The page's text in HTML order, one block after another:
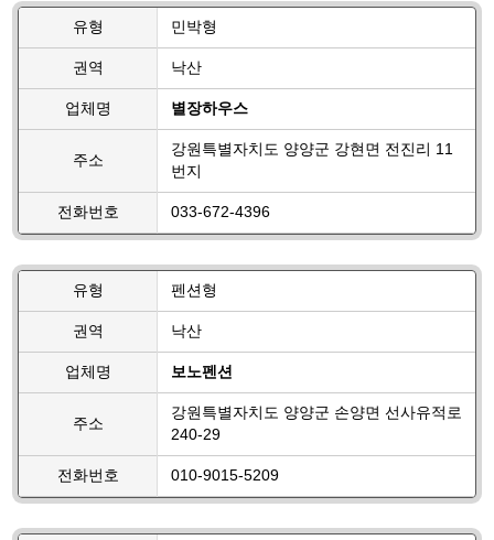
유형 민박형
권역 낙산
업체명 별장하우스
주소
강원특별자치도 양양군 강현면 전진리 11
번지
전화번호 033-672-4396
유형 펜션형
권역 낙산
업체명 보노펜션
주소
강원특별자치도 양양군 손양면 선사유적로
240-29
전화번호 010-9015-5209